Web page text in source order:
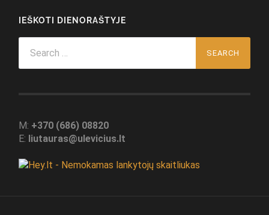
IEŠKOTI DIENORAŠTYJE
for:
M: +370 (686) 08820
E: liutauras@ulevicius.lt